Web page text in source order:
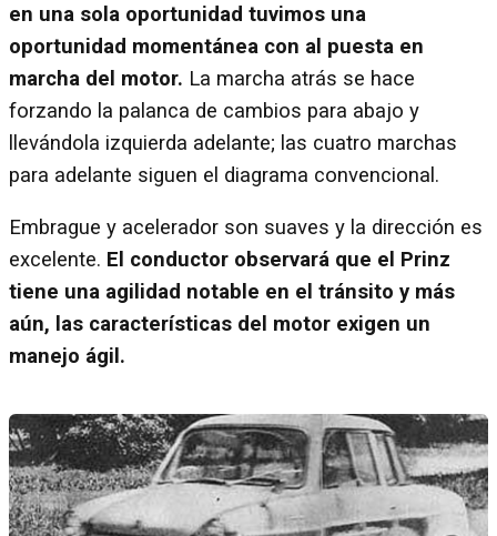
en una sola oportunidad tuvimos una
oportunidad momentánea con al puesta en
marcha del motor. La marcha atrás se hace
forzando la palanca de cambios para abajo y
llevándola izquierda adelante; las cuatro marchas
para adelante siguen el diagrama convencional.
Embrague y acelerador son suaves y la dirección es
excelente. El conductor observará que el Prinz
tiene una agilidad notable en el tránsito y más
aún, las características del motor exigen un
manejo ágil.